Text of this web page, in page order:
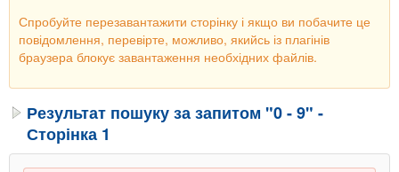
Спробуйте перезавантажити сторінку і якщо ви побачите це
повідомлення, перевірте, можливо, якийсь із плагінів
браузера блокує завантаження необхідних файлів.
Результат пошуку за запитом "0 - 9" -
Сторінка 1